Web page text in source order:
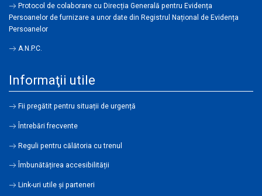
Protocol de colaborare cu Direcția Generală pentru Evidența
Persoanelor de furnizare a unor date din Registrul Național de Evidența
Persoanelor
A.N.P.C.
Informaţii utile
Fii pregătit pentru situații de urgență
Întrebări frecvente
Reguli pentru călătoria cu trenul
Îmbunătățirea accesibilității
Link-uri utile şi parteneri